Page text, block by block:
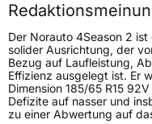
Höchstgeschwindigkeit
Lastindex103
Höchstlast875 kg
Generelle Merkmale
Der Norauto 4Season 2
solider Ausrichtung, der
Bezug auf Laufleistung,
Effizienz ausgelegt ist. Er
Dimension 185/65 R15
Defizite auf nasser und
zu einer Abwertung auf